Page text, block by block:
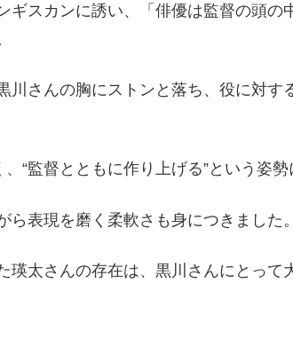
ギスカンに誘い、「俳優は監督の頭の
川さんの胸にストンと落ち、役に対す
“監督とともに作り上げる”という姿勢
表現を磨く柔軟さも身につきました。
瑛太さんの存在は、黒川さんにとって